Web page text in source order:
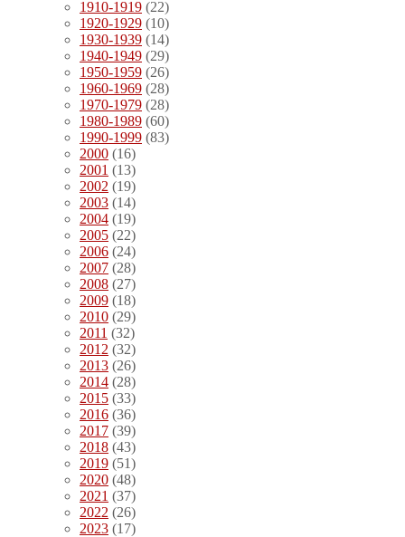
1910-1919 (22)
1920-1929 (10)
1930-1939 (14)
1940-1949 (29)
1950-1959 (26)
1960-1969 (28)
1970-1979 (28)
1980-1989 (60)
1990-1999 (83)
2000 (16)
2001 (13)
2002 (19)
2003 (14)
2004 (19)
2005 (22)
2006 (24)
2007 (28)
2008 (27)
2009 (18)
2010 (29)
2011 (32)
2012 (32)
2013 (26)
2014 (28)
2015 (33)
2016 (36)
2017 (39)
2018 (43)
2019 (51)
2020 (48)
2021 (37)
2022 (26)
2023 (17)